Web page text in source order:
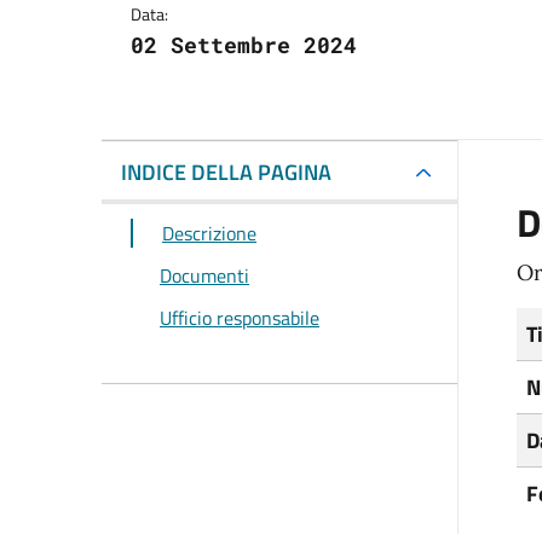
Data:
02 Settembre 2024
INDICE DELLA PAGINA
Descrizione
Documenti
Ufficio responsabile